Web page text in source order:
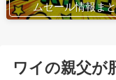
ムセール情報ま
ワイの親父が